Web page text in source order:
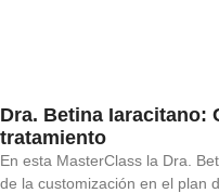
Dra. Betina Iaracitano:
tratamiento
En esta MasterClass la Dra.
de la customización en el plan